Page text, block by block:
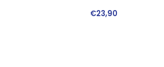
€23,90